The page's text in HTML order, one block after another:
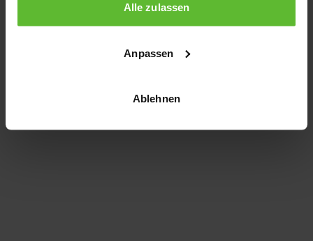
Alle zulassen
Anpassen
Ablehnen